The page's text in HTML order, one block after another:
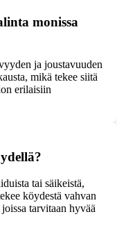
monissa
ja joustavuuden
mikä tekee siitä
erilaisiin
tai säikeistä,
köydestä vahvan
tarvitaan hyvää